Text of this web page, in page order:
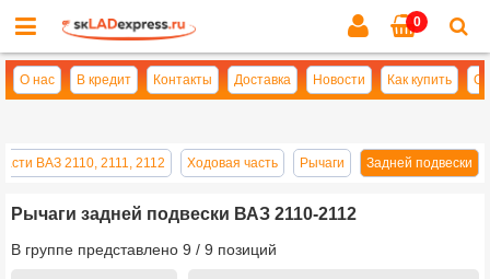
0
О нас В кредит Контакты Доставка Новости Как купить
ВАЗ 2110, 2111, 2112 Ходовая часть Рычаги Задней подвески
Рычаги задней подвески ВАЗ 2110-2112
В группе представлено 9 / 9 позиций